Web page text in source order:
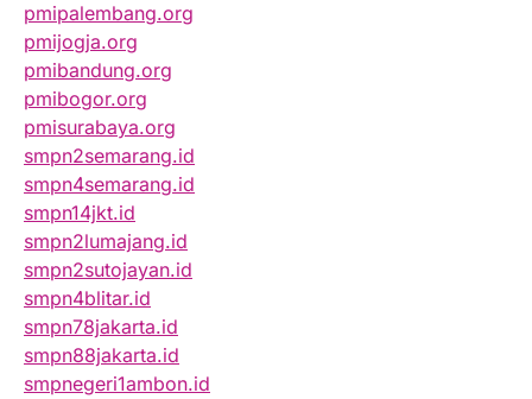
pmipalembang.org
pmijogja.org
pmibandung.org
pmibogor.org
pmisurabaya.org
smpn2semarang.id
smpn4semarang.id
smpn14jkt.id
smpn2lumajang.id
smpn2sutojayan.id
smpn4blitar.id
smpn78jakarta.id
smpn88jakarta.id
smpnegeri1ambon.id